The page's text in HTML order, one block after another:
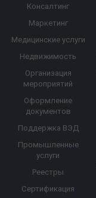
Консалтинг
Маркетинг
Медицинские услуги
Недвижимость
Организация
мероприятий
Оформление
документов
Поддержка ВЭД
Промышленные
услуги
Реестры
Сертификация